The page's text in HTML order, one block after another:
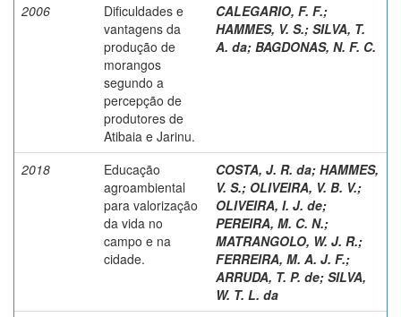
2006
Dificuldades e
vantagens da
produção de
morangos
segundo a
percepção de
produtores de
Atibaia e Jarinu.
CALEGARIO, F. F.;
HAMMES, V. S.; SILVA, T.
A. da; BAGDONAS, N. F. C.
2018
Educação
agroambiental
para valorização
da vida no
campo e na
cidade.
COSTA, J. R. da; HAMMES,
V. S.; OLIVEIRA, V. B. V.;
OLIVEIRA, I. J. de;
PEREIRA, M. C. N.;
MATRANGOLO, W. J. R.;
FERREIRA, M. A. J. F.;
ARRUDA, T. P. de; SILVA,
W. T. L. da